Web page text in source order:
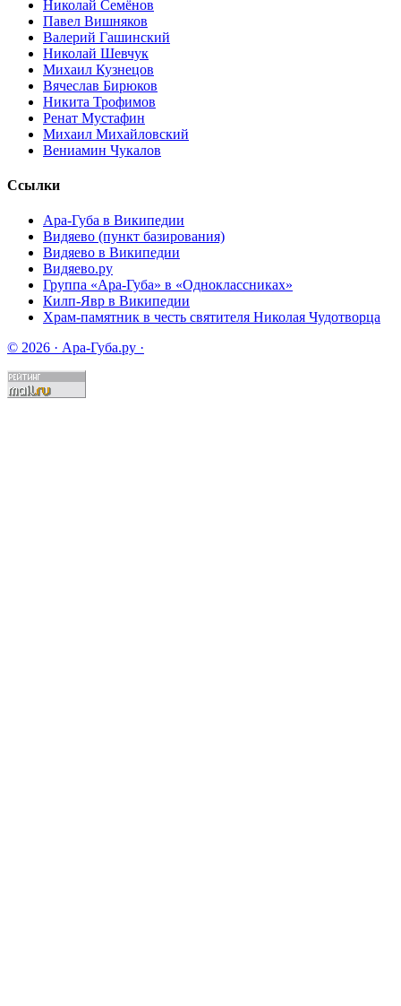
Николай Семёнов
Павел Вишняков
Валерий Гашинский
Николай Шевчук
Михаил Кузнецов
Вячеслав Бирюков
Никита Трофимов
Ренат Мустафин
Михаил Михайловский
Вениамин Чукалов
Ссылки
Ара-Губа в Википедии
Видяево (пункт базирования)
Видяево в Википедии
Видяево.ру
Группа «Ара-Губа» в «Одноклассниках»
Килп-Явр в Википедии
Храм-памятник в честь святителя Николая Чудотворца
© 2026 · Ара-Губа.ру ·